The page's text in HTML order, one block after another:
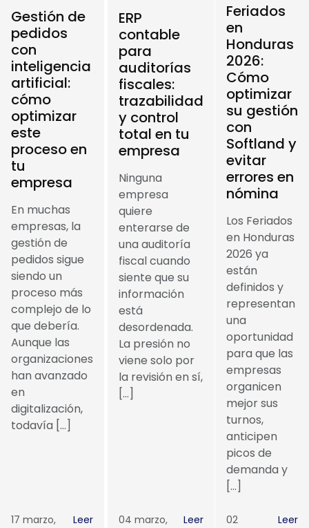
Gestión de
pedidos
con
inteligencia
artificial:
cómo
optimizar
este
proceso en
tu
empresa
En muchas
empresas, la
gestión de
pedidos sigue
siendo un
proceso más
complejo de lo
que debería.
Aunque las
organizaciones
han avanzado
en
digitalización,
todavía […]
17 marzo,
Leer
ERP
contable
para
auditorías
fiscales:
trazabilidad
y control
total en tu
empresa
Ninguna
empresa
quiere
enterarse de
una auditoría
fiscal cuando
siente que su
información
está
desordenada.
La presión no
viene solo por
la revisión en sí,
[…]
04 marzo,
Leer
Feriados
en
Honduras
2026:
Cómo
optimizar
su gestión
con
Softland y
evitar
errores en
nómina
Los Feriados
en Honduras
2026 ya
están
definidos y
representan
una
oportunidad
para que las
empresas
organicen
mejor sus
turnos,
anticipen
picos de
demanda y
[…]
02
Leer